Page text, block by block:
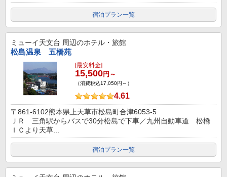
宿泊プラン一覧
ミューイ天文台 周辺のホテル・旅館
松島温泉 五橋苑
[最安料金]
15,500円～
（消費税込17,050円～）
4.61
〒861-6102熊本県上天草市松島町合津6053-5
ＪＲ 三角駅からバスで30分松島で下車／九州自動車道 松橋
ＩＣより天草...
宿泊プラン一覧